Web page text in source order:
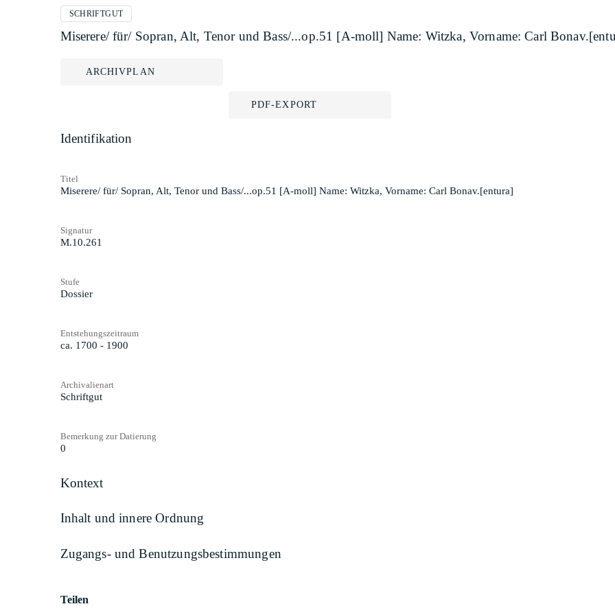
SCHRIFTGUT
Miserere/ für/ Sopran, Alt, Tenor und Bass/...op.51 [A-moll] Name: Witzka, Vorname: Carl
ARCHIVPLAN
PDF-EXPORT
Identifikation
Titel
Miserere/ für/ Sopran, Alt, Tenor und Bass/...op.51 [A-moll] Name: Witzka, Vorname: Carl Bonav.[entura]
Signatur
M.10.261
Stufe
Dossier
Entstehungszeitraum
ca. 1700 - 1900
Archivalienart
Schriftgut
Bemerkung zur Datierung
0
Kontext
Inhalt und innere Ordnung
Zugangs- und Benutzungsbestimmungen
Teilen